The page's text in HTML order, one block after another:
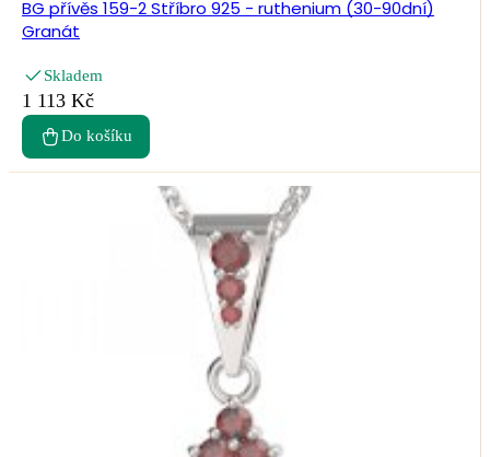
BG přívěs 159-2 Stříbro 925 - ruthenium (30-90dní)
Granát
Skladem
1 113 Kč
Do košíku